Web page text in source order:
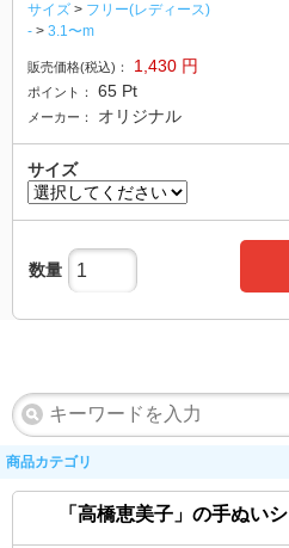
サイズ > フリー(レディース)
- > 3.1〜m
販売価格(税込)： 1,430 円
ポイント： 65 Pt
メーカー： オリジナル
サイズ
数量
商品カテゴリ
「高橋恵美子」の手ぬい